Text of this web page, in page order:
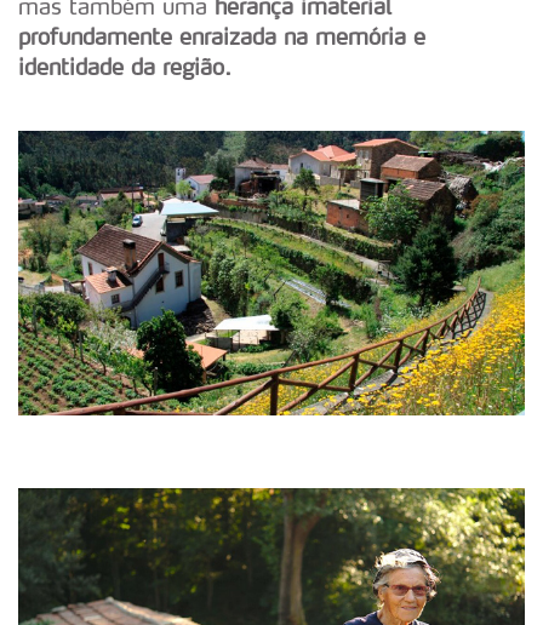
mas também uma herança imaterial
profundamente enraizada na memória e
identidade da região.